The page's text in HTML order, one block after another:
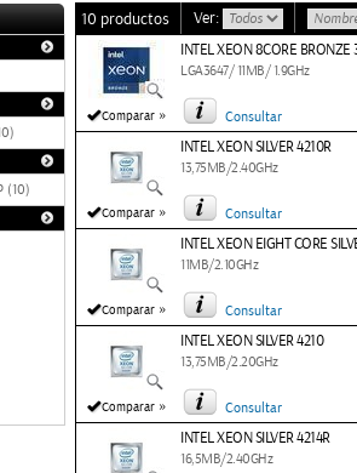
(10)
10 productos Ver:
Comparar »
INTEL XEON 8CORE BRONZE
LGA3647/ 11MB/ 1.9GHz
Consultar
Comparar »
INTEL XEON SILVER 4210R
13,75MB/2.40GHz
Consultar
Comparar »
INTEL XEON EIGHT CORE
11MB/2.10GHz
Consultar
Comparar »
INTEL XEON SILVER 4210
13,75MB/2.20GHz
Consultar
INTEL XEON SILVER 4214R
16,5MB/2.40GHz